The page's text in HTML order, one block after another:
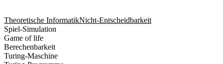
Theoretische InformatikNicht-Entscheidbarkeit
Spiel-Simulation
Game of life
Berechenbarkeit
Turing-Maschine